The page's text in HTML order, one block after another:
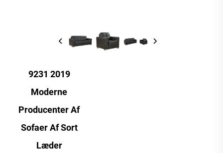
9231 2019
Moderne
Producenter Af
Sofaer Af Sort
Læder